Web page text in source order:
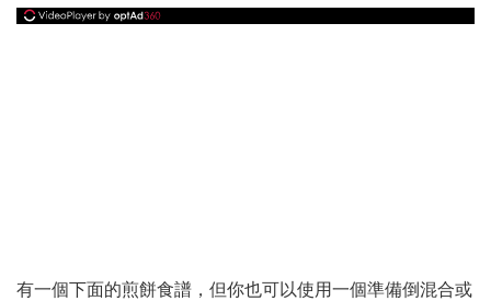
有一個下面的煎餅食譜，但你也可以使用一個準備倒混合或